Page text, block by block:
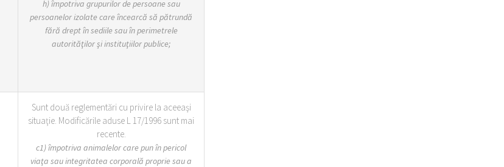
h)împotriva grupurilor de persoane sau
persoanelor izolate care încearcă să pătrundă
fără drept în sediile sau în perimetrele
autorităţilor şi instituţiilor publice;
Sunt două reglementări cu privire la aceeaşi
situaţie. Modificările aduse L 17/1996 sunt mai
recente.
c1) împotriva animalelor care pun în pericol
viaţa sau integritatea corporală proprie sau a